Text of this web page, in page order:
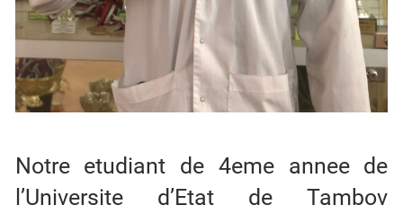
Notre etudiant de 4eme annee de
l’Universite d’Etat de Tambov